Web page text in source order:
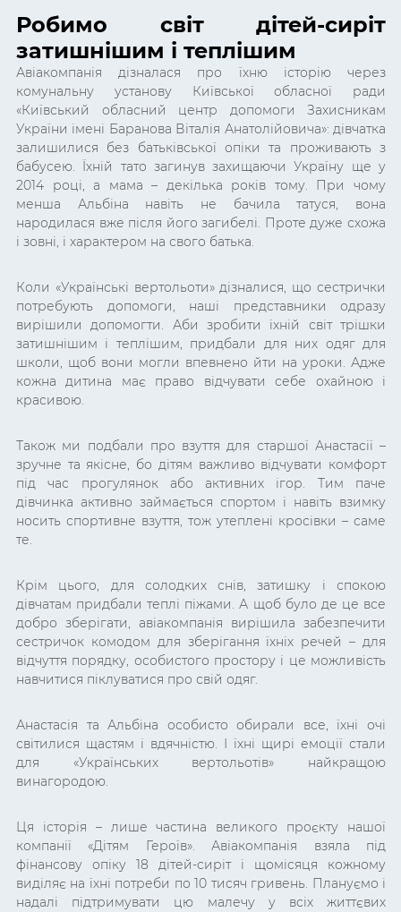
Робимо світ дітей-сиріт
затишнішим і теплішим
Авіакомпанія дізналася про їхню історію через
комунальну установу Київської обласної ради
«Київський обласний центр допомоги Захисникам
України імені Баранова Віталія Анатолійовича»: дівчатка
залишилися без батьківської опіки та проживають з
бабусею. Їхній тато загинув захищаючи Україну ще у
2014 році, а мама – декілька років тому. При чому
менша Альбіна навіть не бачила татуся, вона
народилася вже після його загибелі. Проте дуже схожа
і зовні, і характером на свого батька.
Коли «Українські вертольоти» дізналися, що сестрички
потребують допомоги, наші представники одразу
вирішили допомогти. Аби зробити їхній світ трішки
затишнішим і теплішим, придбали для них одяг для
школи, щоб вони могли впевнено йти на уроки. Адже
кожна дитина має право відчувати себе охайною і
красивою.
Також ми подбали про взуття для старшої Анастасії –
зручне та якісне, бо дітям важливо відчувати комфорт
під час прогулянок або активних ігор. Тим паче
дівчинка активно займається спортом і навіть взимку
носить спортивне взуття, тож утеплені кросівки – саме
те.
Крім цього, для солодких снів, затишку і спокою
дівчатам придбали теплі піжами. А щоб було де це все
добро зберігати, авіакомпанія вирішила забезпечити
сестричок комодом для зберігання їхніх речей – для
відчуття порядку, особистого простору і це можливість
навчитися піклуватися про свій одяг.
Анастасія та Альбіна особисто обирали все, їхні очі
світилися щастям і вдячністю. І їхні щирі емоції стали
для «Українських вертольотів» найкращою
винагородою.
Ця історія – лише частина великого проєкту нашої
компанії «Дітям Героїв». Авіакомпанія взяла під
фінансову опіку 18 дітей-сиріт і щомісяця кожному
виділяє на їхні потреби по 10 тисяч гривень. Плануємо і
надалі підтримувати цю малечу у всіх життєвих